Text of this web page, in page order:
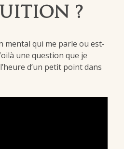
?
mental qui me parle ou est-
une question que je
d’un petit point dans